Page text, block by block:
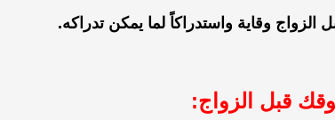
وقاية واستدراكاً لما يمكن تدراكه.
قبل الزواج: